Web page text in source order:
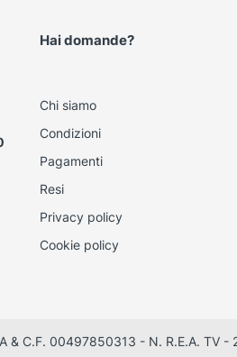
Hai domande?
Chi siamo
Condizioni
Pagamenti
Resi
Privacy policy
Cookie policy
& C.F. 00497850313 - N. R.E.A. TV